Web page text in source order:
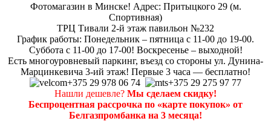
Фотомагазин в Минске! Адрес: Притыцкого 29 (м.
Спортивная)
ТРЦ Тивали 2-й этаж павильон №232
График работы: Понедельник – пятница с 11-00 до 19-00.
Суббота с 11-00 до 17-00! Воскресенье – выходной!
Есть многоуровневый паркинг, въезд со стороны ул. Дунина-
Марцинкевича 3-ий этаж! Первые 3 часа — бесплатно!
+375 29 978 06 74
+375 29 275 97 77
Нашли дешевле? Мы сделаем скидку!
Беспроцентная рассрочка по «карте покупок» от
Белгазпромбанка на 3 месяца!